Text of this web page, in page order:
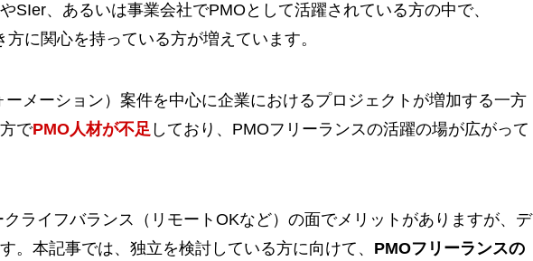
SIer、あるいは事業会社でPMOとして活躍されている方の中で、
方に関心を持っている方が増えています。
メーション）案件を中心に企業におけるプロジェクトが増加する一方
でPMO人材が不足 しており、PMOフリーランスの活躍の場が広がって
ライフバランス（リモートOKなど）の面でメリットがありますが、デ
。本記事では、独立を検討している方に向けて、 PMOフリーランスの